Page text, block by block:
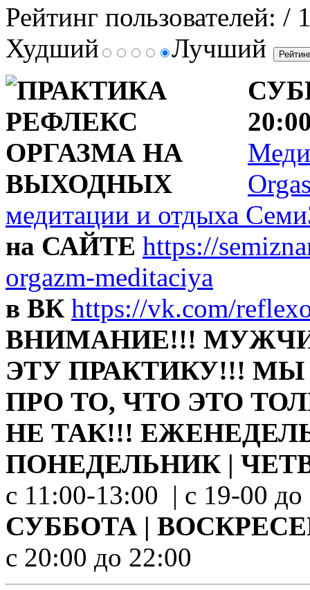
Рейтинг пользователей: /
Худший
Лучший
медитации и отдыха
на САЙТЕ https://
orgazm-meditaciya
в ВК https://vk.com/
ВНИМАНИЕ!!!
ЭТУ ПРАКТИКУ!!!
ПРО ТО, ЧТО ЭТО
НЕ ТАК!!!
ПОНЕДЕЛЬНИК |
с 11:00-13:00 | с 19-00 до
СУББОТА |
с 20:00 до 22:00